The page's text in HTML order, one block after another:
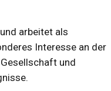
arbeitet als
Interesse an der
und